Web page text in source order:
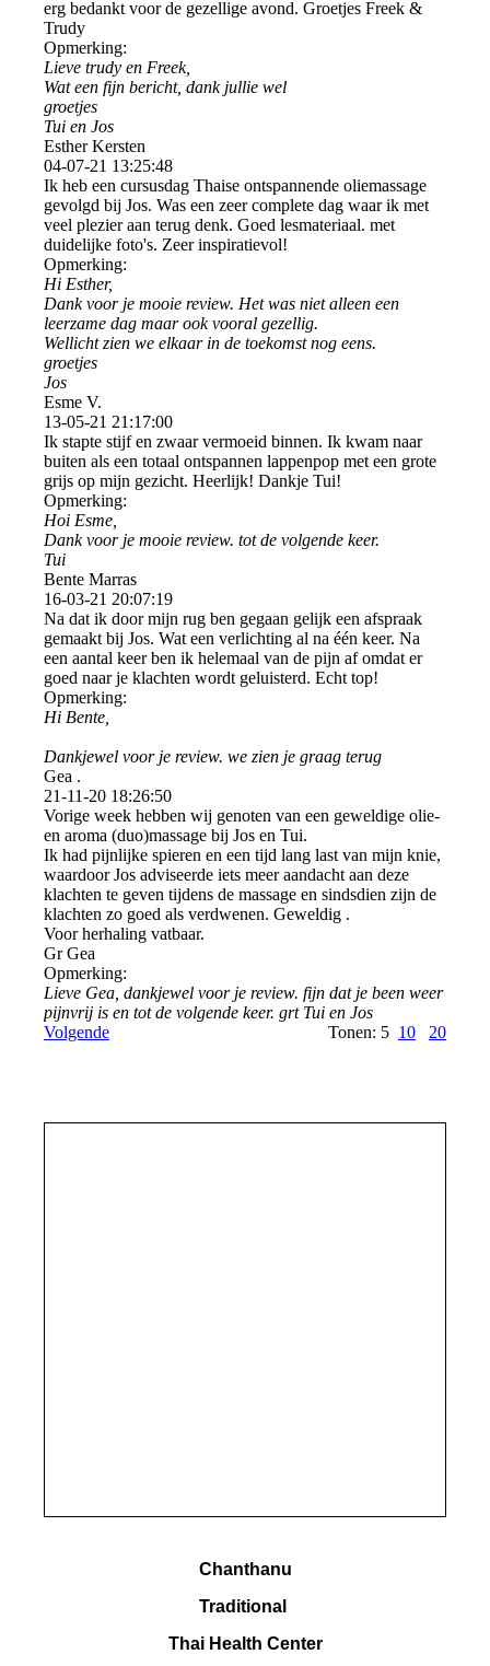
erg bedankt voor de gezellige avond. Groetjes Freek &
Trudy
Opmerking:
Lieve trudy en Freek,
Wat een fijn bericht, dank jullie wel
groetjes
Tui en Jos
Esther Kersten
04-07-21 13:25:48
Ik heb een cursusdag Thaise ontspannende oliemassage
gevolgd bij Jos. Was een zeer complete dag waar ik met
veel plezier aan terug denk. Goed lesmateriaal. met
duidelijke foto's. Zeer inspiratievol!
Opmerking:
Hi Esther,
Dank voor je mooie review. Het was niet alleen een
leerzame dag maar ook vooral gezellig.
Wellicht zien we elkaar in de toekomst nog eens.
groetjes
Jos
Esme V.
13-05-21 21:17:00
Ik stapte stijf en zwaar vermoeid binnen. Ik kwam naar
buiten als een totaal ontspannen lappenpop met een grote
grijs op mijn gezicht. Heerlijk! Dankje Tui!
Opmerking:
Hoi Esme,
Dank voor je mooie review. tot de volgende keer.
Tui
Bente Marras
16-03-21 20:07:19
Na dat ik door mijn rug ben gegaan gelijk een afspraak
gemaakt bij Jos. Wat een verlichting al na één keer. Na
een aantal keer ben ik helemaal van de pijn af omdat er
goed naar je klachten wordt geluisterd. Echt top!
Opmerking:
Hi Bente,
Dankjewel voor je review. we zien je graag terug
Gea .
21-11-20 18:26:50
Vorige week hebben wij genoten van een geweldige olie-
en aroma (duo)massage bij Jos en Tui.
Ik had pijnlijke spieren en een tijd lang last van mijn knie,
waardoor Jos adviseerde iets meer aandacht aan deze
klachten te geven tijdens de massage en sindsdien zijn de
klachten zo goed als verdwenen. Geweldig .
Voor herhaling vatbaar.
Gr Gea
Opmerking:
Lieve Gea, dankjewel voor je review. fijn dat je been weer
pijnvrij is en tot de volgende keer. grt Tui en Jos
Volgende
Tonen: 5 10 20
Chanthanu
Traditional
Thai Health Center